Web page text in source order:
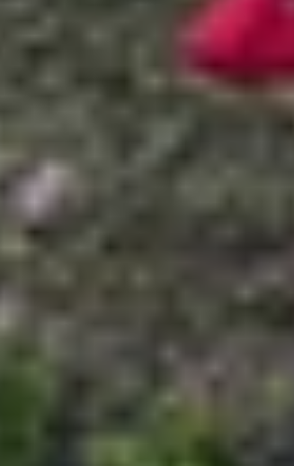
tiết kiệm pin trên Galaxy Z Fold 7
Z Fold 7 với màn hình gập lớn, tần số
độ tiết kiệm pin là cần thiết, đặc biệt khi
chế độ tiết kiệm pin trên Galaxy
Samsung
sử dụng liên tục cho nhiều tác vụ, việc
lượng pin:
Máy sẽ giảm bớt các hiệu
Thay vì duy trì hiệu
qua đó giảm hao năng lượng.
Việc giảm tải hoạt động nền
Sử dụng chế độ tiết kiệm pin